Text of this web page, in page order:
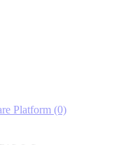
Platform (0)